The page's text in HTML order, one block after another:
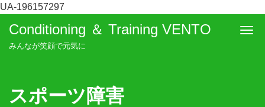
UA-196157297
Conditioning ＆ Training VENTO
みんなが笑顔で元気に
スポーツ障害